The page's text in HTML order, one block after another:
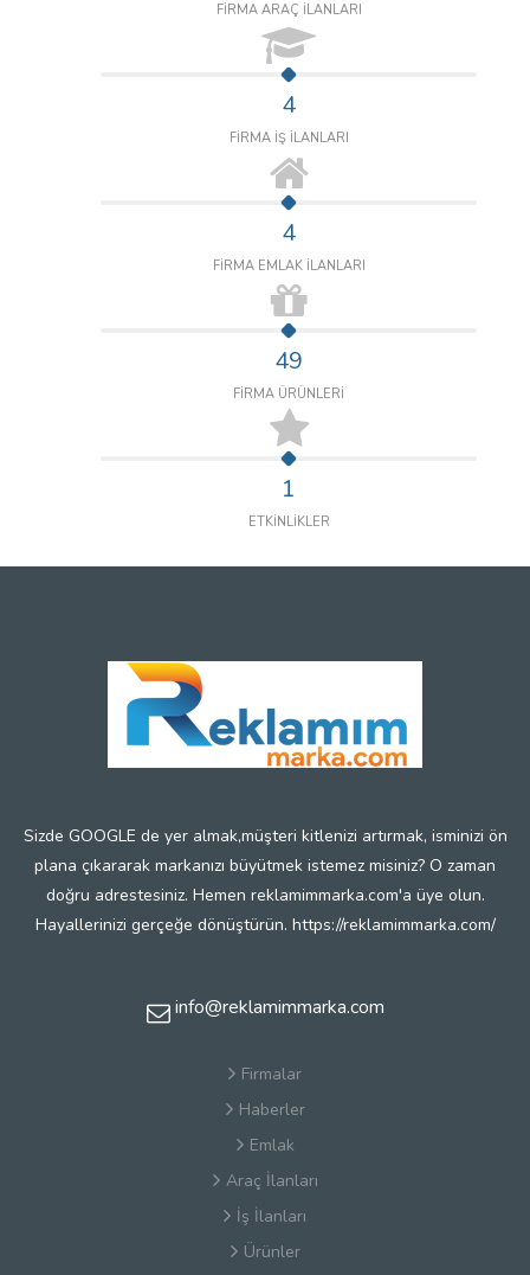
FİRMA ARAÇ İLANLARI
4
FİRMA İŞ İLANLARI
4
FİRMA EMLAK İLANLARI
49
FİRMA ÜRÜNLERİ
1
ETKİNLİKLER
Sizde GOOGLE de yer almak,müşteri kitlenizi artırmak, isminizi ön
plana çıkararak markanızı büyütmek istemez misiniz? O zaman
doğru adrestesiniz. Hemen reklamimmarka.com'a üye olun.
Hayallerinizi gerçeğe dönüştürün. https://reklamimmarka.com/
info@reklamimmarka.com
Firmalar
Haberler
Emlak
Araç İlanları
İş İlanları
Ürünler